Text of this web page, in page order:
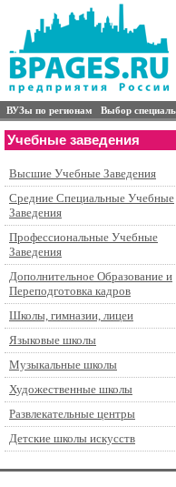
ВУЗы по регионам Выбор
Учебные заведения
Высшие Учебные Заведения
Средние Специальные Учебные
Заведения
Профессиональные Учебные
Заведения
Дополнительное Образование и
Переподготовка кадров
Школы, гимназии, лицеи
Языковые школы
Музыкальные школы
Художественные школы
Развлекательные центры
Детские школы искусств